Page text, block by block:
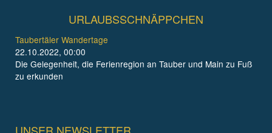
URLAUBSSCHNÄPPCHEN
Taubertäler Wandertage
22.10.2022, 00:00
Die Gelegenheit, die Ferienregion an Tauber und Main zu Fuß
zu erkunden
UNSER NEWSLETTER